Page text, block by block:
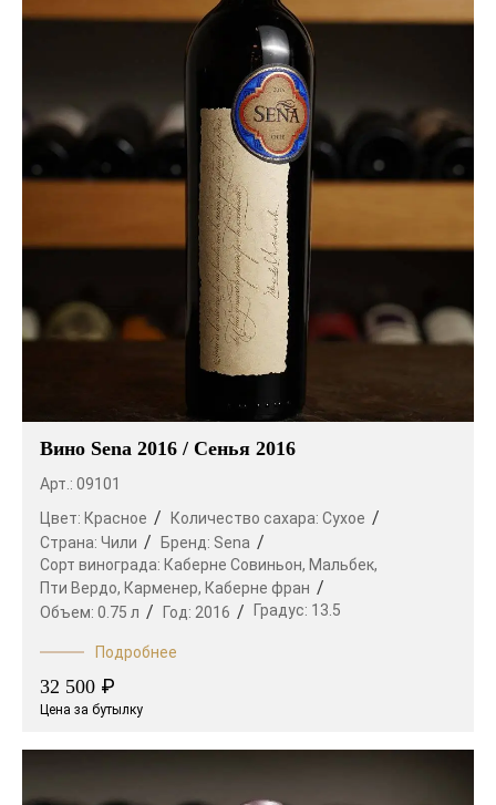
Вино Sena 2016 / Сенья 2016
Арт.: 09101
Цвет: Красное Количество сахара: Сухое
Страна: Чили Бренд: Sena
Сорт винограда: Каберне Совиньон, Мальбек,
Пти Вердо, Карменер, Каберне фран
Объем: 0.75 л Год: 2016 Градус: 13.5
Подробнее
32 500 ₽
Цена за бутылку